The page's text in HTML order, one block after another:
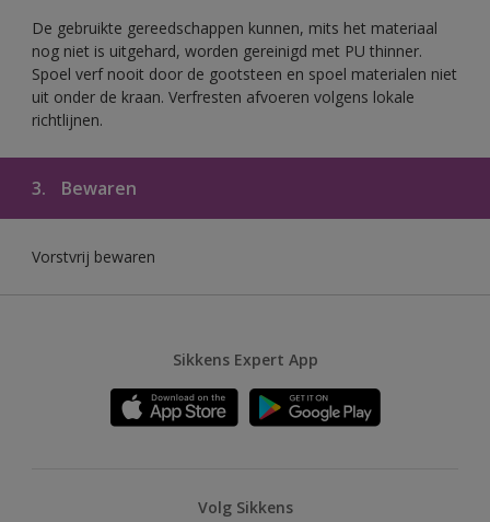
De gebruikte gereedschappen kunnen, mits het materiaal
nog niet is uitgehard, worden gereinigd met PU thinner.
Spoel verf nooit door de gootsteen en spoel materialen niet
uit onder de kraan. Verfresten afvoeren volgens lokale
richtlijnen.
3. Bewaren
Vorstvrij bewaren
Sikkens Expert App
Volg Sikkens